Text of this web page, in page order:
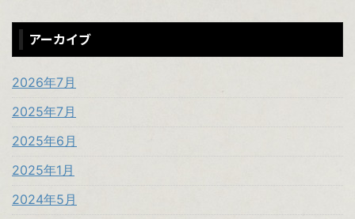
アーカイブ
2026年7月
2025年7月
2025年6月
2025年1月
2024年5月